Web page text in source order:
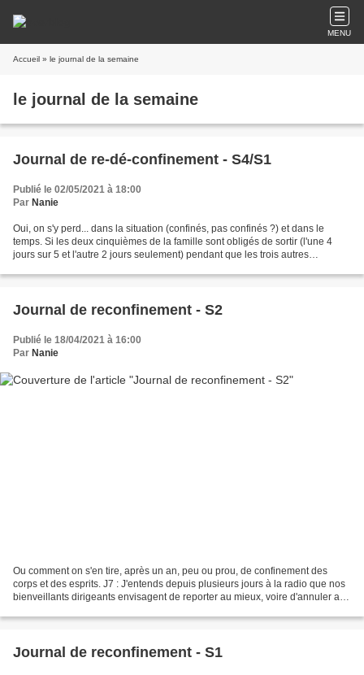
MENU
Accueil » le journal de la semaine
le journal de la semaine
Journal de re-dé-confinement - S4/S1
Publié le 02/05/2021 à 18:00
Par Nanie
Oui, on s'y perd... dans la situation (confinés, pas confinés ?) et dans le
temps. Si les deux cinquièmes de la famille sont obligés de sortir (l'une 4
jours sur 5 et l'autre 2 jours seulement) pendant que les trois autres
Journal de reconfinement - S2
Publié le 18/04/2021 à 16:00
Par Nanie
Ou comment on s'en tire, après un an, peu ou prou, de confinement des
corps et des esprits. J7 : J'entends depuis plusieurs jours à la radio que nos
bienveillants dirigeants envisagent de reporter au mieux, voire d'annuler au
Journal de reconfinement - S1